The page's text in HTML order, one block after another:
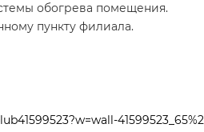
обогрева помещения.
пункту филиала.